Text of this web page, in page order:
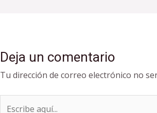
Deja un comentario
Tu dirección de correo electrónico no